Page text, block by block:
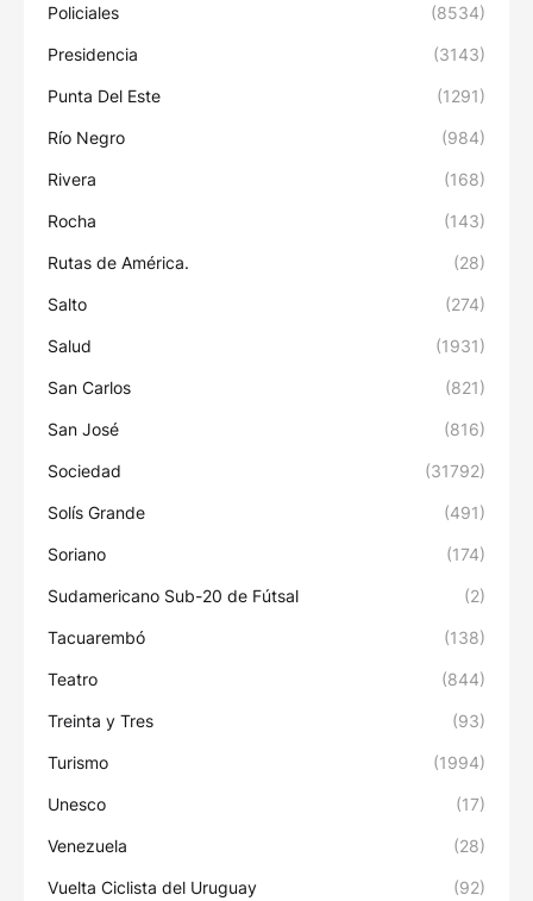
Policiales (8534)
Presidencia (3143)
Punta Del Este (1291)
Río Negro (984)
Rivera (168)
Rocha (143)
Rutas de América. (28)
Salto (274)
Salud (1931)
San Carlos (821)
San José (816)
Sociedad (31792)
Solís Grande (491)
Soriano (174)
Sudamericano Sub-20 de Fútsal (2)
Tacuarembó (138)
Teatro (844)
Treinta y Tres (93)
Turismo (1994)
Unesco (17)
Venezuela (28)
Vuelta Ciclista del Uruguay (92)